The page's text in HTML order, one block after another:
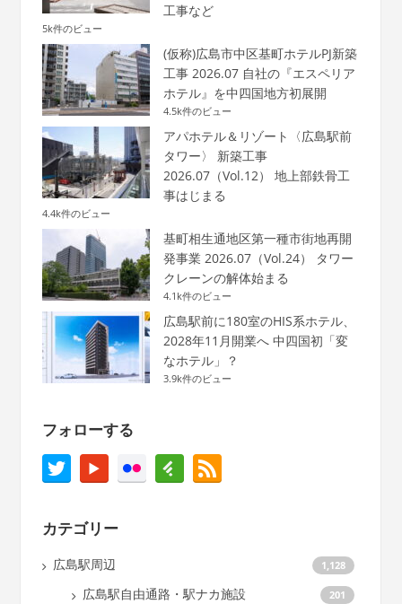
工事など
5k件のビュー
(仮称)広島市中区基町ホテルPJ新築
工事 2026.07 自社の『エスペリア
ホテル』を中四国地方初展開
4.5k件のビュー
アパホテル＆リゾート〈広島駅前
タワー〉 新築工事
2026.07（Vol.12） 地上部鉄骨工
事はじまる
4.4k件のビュー
基町相生通地区第一種市街地再開
発事業 2026.07（Vol.24） タワー
クレーンの解体始まる
4.1k件のビュー
広島駅前に180室のHIS系ホテル、
2028年11月開業へ 中四国初「変
なホテル」？
3.9k件のビュー
フォローする
カテゴリー
広島駅周辺 1,128
広島駅自由通路・駅ナカ施設 201